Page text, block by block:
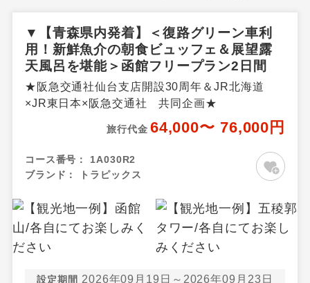
▼【青森県内発着】＜復路グリーン車利
用！新鮮魚介の朝食ビュッフェ＆展望露
天風呂を堪能＞函館フリープラン2日間
★阪急交通社仙台支店開設30周年＆JR北海道
×JR東日本×阪急交通社 共同企画★
旅行代金 64,000〜 76,000円
コース番号：
1A030R2
ブランド：
トラピックス
設定期間 2026年09月19日～2026年09月23日